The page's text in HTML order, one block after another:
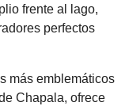
frente al lago,
perfectos
más emblemáticos
Chapala, ofrece